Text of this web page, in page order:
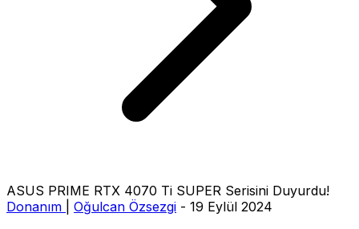
ASUS PRIME RTX 4070 Ti SUPER Serisini Duyurdu!
Donanım
Oğulcan Özsezgi - 19 Eylül 2024